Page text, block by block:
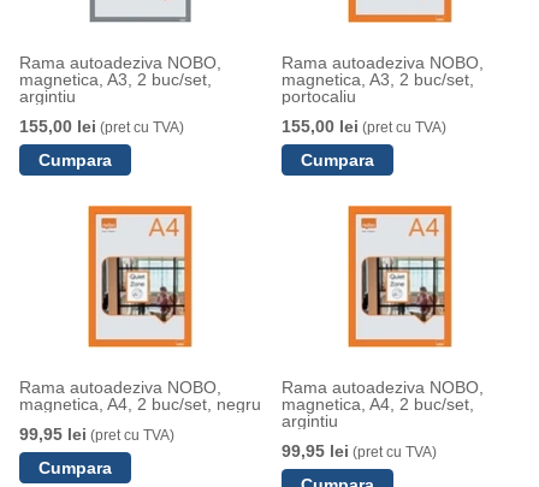
Rama autoadeziva NOBO,
magnetica, A3, 2 buc/set,
argintiu
155,00 lei (pret cu TVA)
Rama autoadeziva NOBO,
magnetica, A3, 2 buc/set,
portocaliu
155,00 lei (pret cu TVA)
Rama autoadeziva NOBO,
magnetica, A4, 2 buc/set, negru
99,95 lei (pret cu TVA)
Rama autoadeziva NOBO,
magnetica, A4, 2 buc/set,
argintiu
99,95 lei (pret cu TVA)